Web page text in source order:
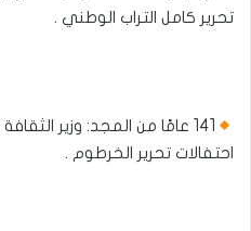
تحرير كامل التراب الوطني .
141 عامًا من المجد: وزير
احتفالات تحرير الخرطوم .